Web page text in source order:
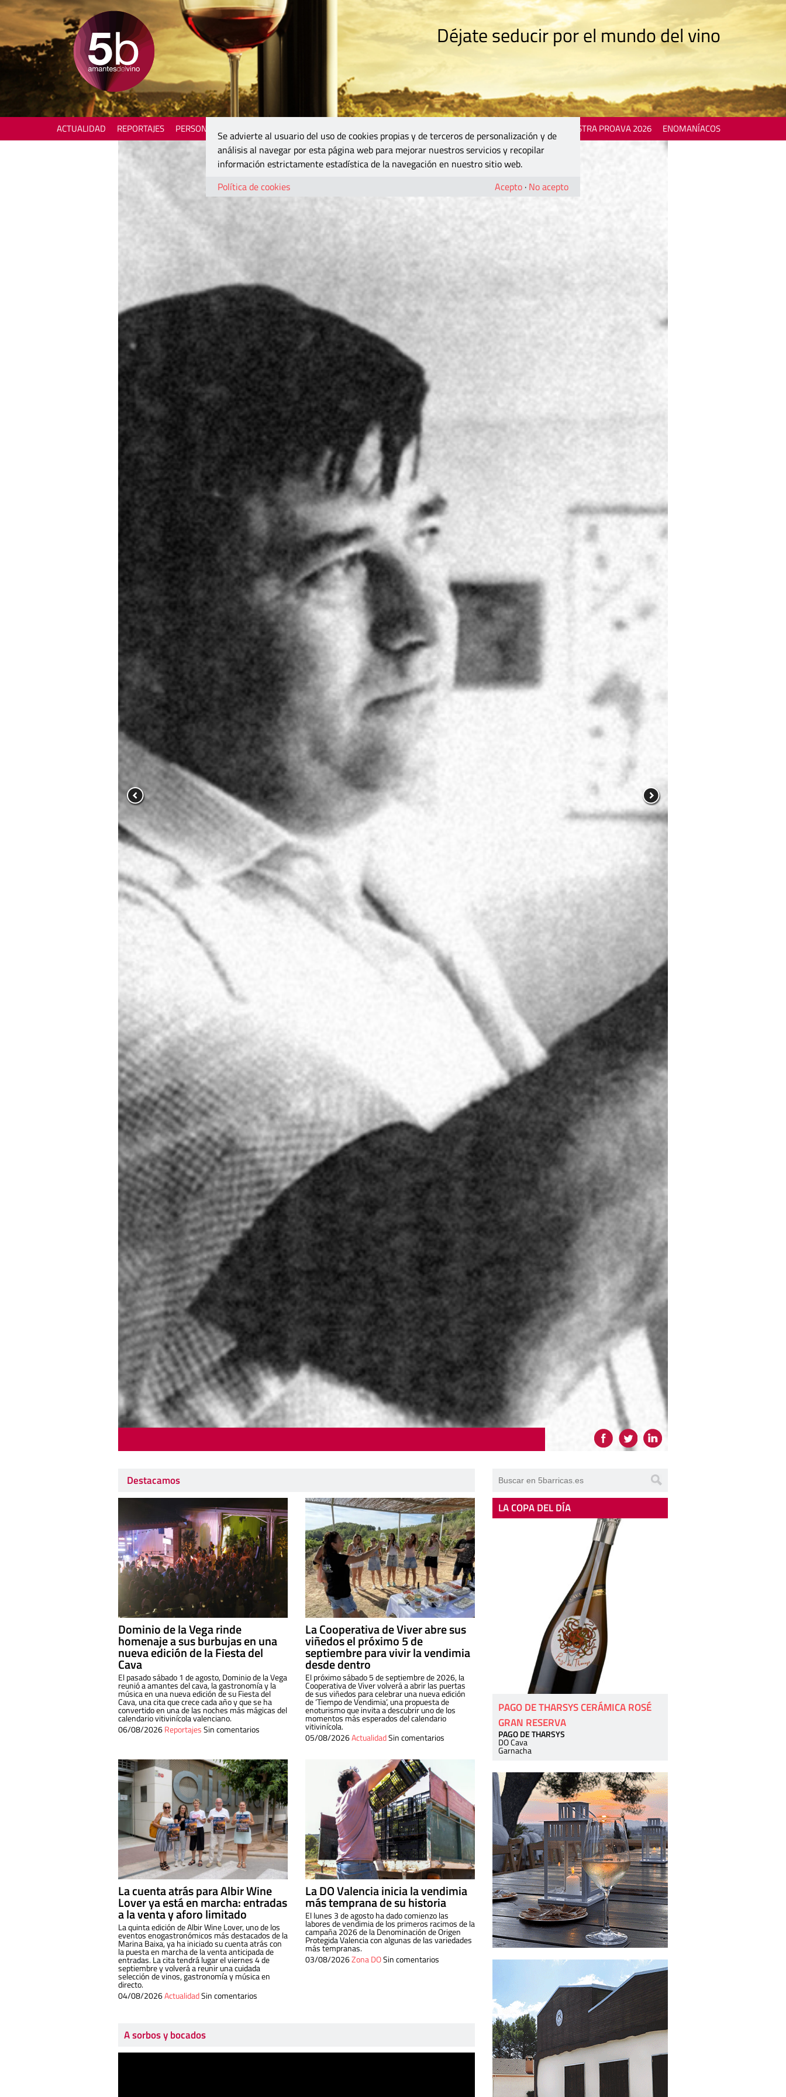
Déjate seducir por el mundo del vino
ACTUALIDAD REPORTAJES PERSONAJES MOSTRA PROAVA 2026 ENOMANÍACOS
Destacamos
Dominio de la Vega rinde
homenaje a sus burbujas en una
nueva edición de la Fiesta del
Cava
El pasado sábado 1 de agosto, Dominio de la Vega
reunió a amantes del cava, la gastronomía y la
música en una nueva edición de su Fiesta del
Cava, una cita que crece cada año y que se ha
convertido en una de las noches más mágicas del
calendario vitivinícola valenciano.
06/08/2026ReportajesSin comentarios
La Cooperativa de Viver abre sus
viñedos el próximo 5 de
septiembre para vivir la vendimia
desde dentro
El próximo sábado 5 de septiembre de 2026, la
Cooperativa de Viver volverá a abrir las puertas
de sus viñedos para celebrar una nueva edición
de ‘Tiempo de Vendimia’, una propuesta de
enoturismo que invita a descubrir uno de los
momentos más esperados del calendario
vitivinícola.
05/08/2026ActualidadSin comentarios
La cuenta atrás para Albir Wine
Lover ya está en marcha: entradas
a la venta y aforo limitado
La quinta edición de Albir Wine Lover, uno de los
eventos enogastronómicos más destacados de la
Marina Baixa, ya ha iniciado su cuenta atrás con
la puesta en marcha de la venta anticipada de
entradas. La cita tendrá lugar el viernes 4 de
septiembre y volverá a reunir una cuidada
selección de vinos, gastronomía y música en
directo.
04/08/2026ActualidadSin comentarios
La DO Valencia inicia la vendimia
más temprana de su historia
El lunes 3 de agosto ha dado comienzo las
labores de vendimia de los primeros racimos de la
campaña 2026 de la Denominación de Origen
Protegida Valencia con algunas de las variedades
más tempranas.
03/08/2026Zona DOSin comentarios
A sorbos y bocados
LA COPA DEL DÍA
PAGO DE THARSYS CERÁMICA ROSÉ
GRAN RESERVA
PAGO DE THARSYS
DO Cava
Garnacha
Se advierte al usuario del uso de cookies propias y de terceros de personalización y de
análisis al navegar por esta página web para mejorar nuestros servicios y recopilar
información estrictamente estadística de la navegación en nuestro sitio web.
Política de cookies
Acepto · No acepto